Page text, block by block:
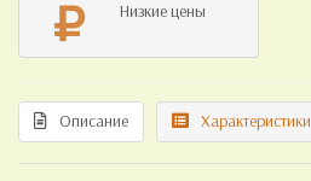
Низкие цены
Описание Характеристики